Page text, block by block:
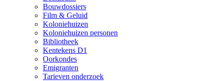
Bouwdossiers
Film & Geluid
Koloniehuizen
Koloniehuizen personen
Bibliotheek
Kentekens D1
Oorkondes
Emigranten
Tarieven onderzoek